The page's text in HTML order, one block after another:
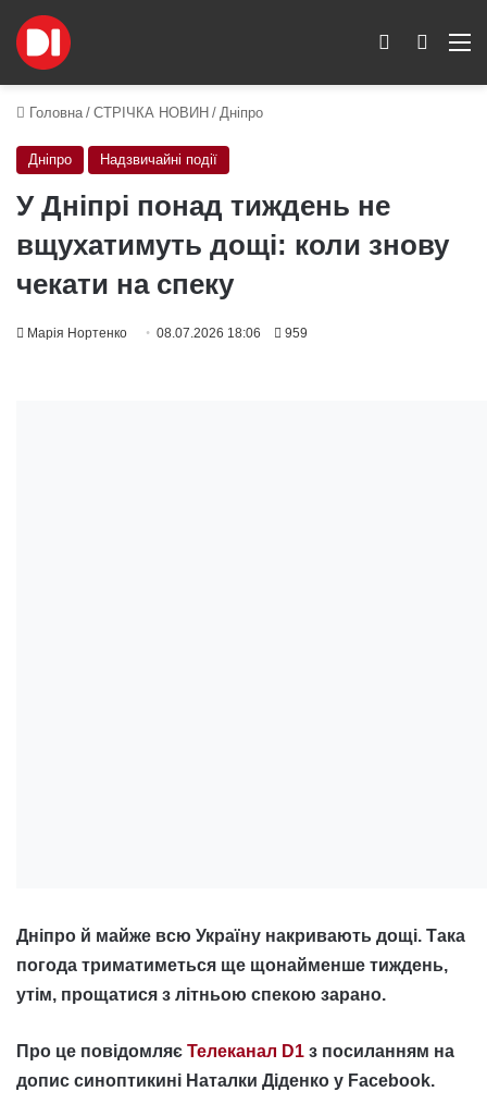
Пошук
Switch skin
Головна / СТРІЧКА НОВИН / Дніпро
Дніпро Надзвичайні події
У Дніпрі понад тиждень не
вщухатимуть дощі: коли знову
чекати на спеку
Марія Нортенко 08.07.2026 18:06 959
Дніпро й майже всю Україну накривають дощі. Така
погода триматиметься ще щонайменше тиждень,
утім, прощатися з літньою спекою зарано.
Про це повідомляє Телеканал D1 з посиланням на
допис синоптикині Наталки Діденко у Facebook.